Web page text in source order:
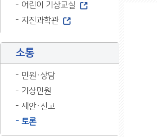
어린이 기상교실
지진과학관
소통
민원·상담
기상민원
제안·신고
토론